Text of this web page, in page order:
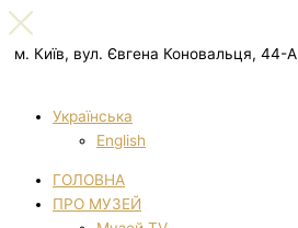
м. Київ, вул. Євгена Коновальця, 44-А
Українська
English
ГОЛОВНА
ПРО МУЗЕЙ